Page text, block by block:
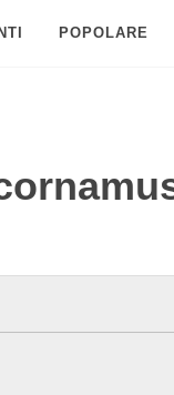
POPOLARE